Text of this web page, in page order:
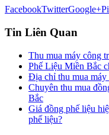
FacebookTwitterGoogle+
Tin Liên Quan
Thu mua máy công
Phế Liệu Miền Bắc
Địa chỉ thu mua
Chuyên thu mua
Bắc
Giá đồng phế liệu
phế liệu?